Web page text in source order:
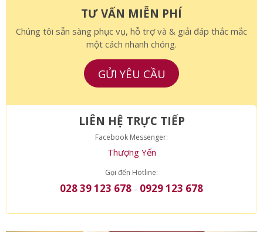
Xem thêm các sản phẩm khác
TƯ VẤN MIỄN PHÍ
Chúng tôi sẵn sàng phục vụ, hỗ trợ và & giải đáp thắc mắc
một cách nhanh chóng.
GỬI YÊU CẦU
LIÊN HỆ TRỰC TIẾP
Facebook Messenger:
Thượng Yến